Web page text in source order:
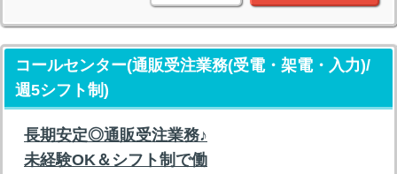
コールセンター(通販受注業務(受電・架電・入力)/
週5シフト制)
長期安定◎通販受注業務♪
未経験OK＆シフト制で働